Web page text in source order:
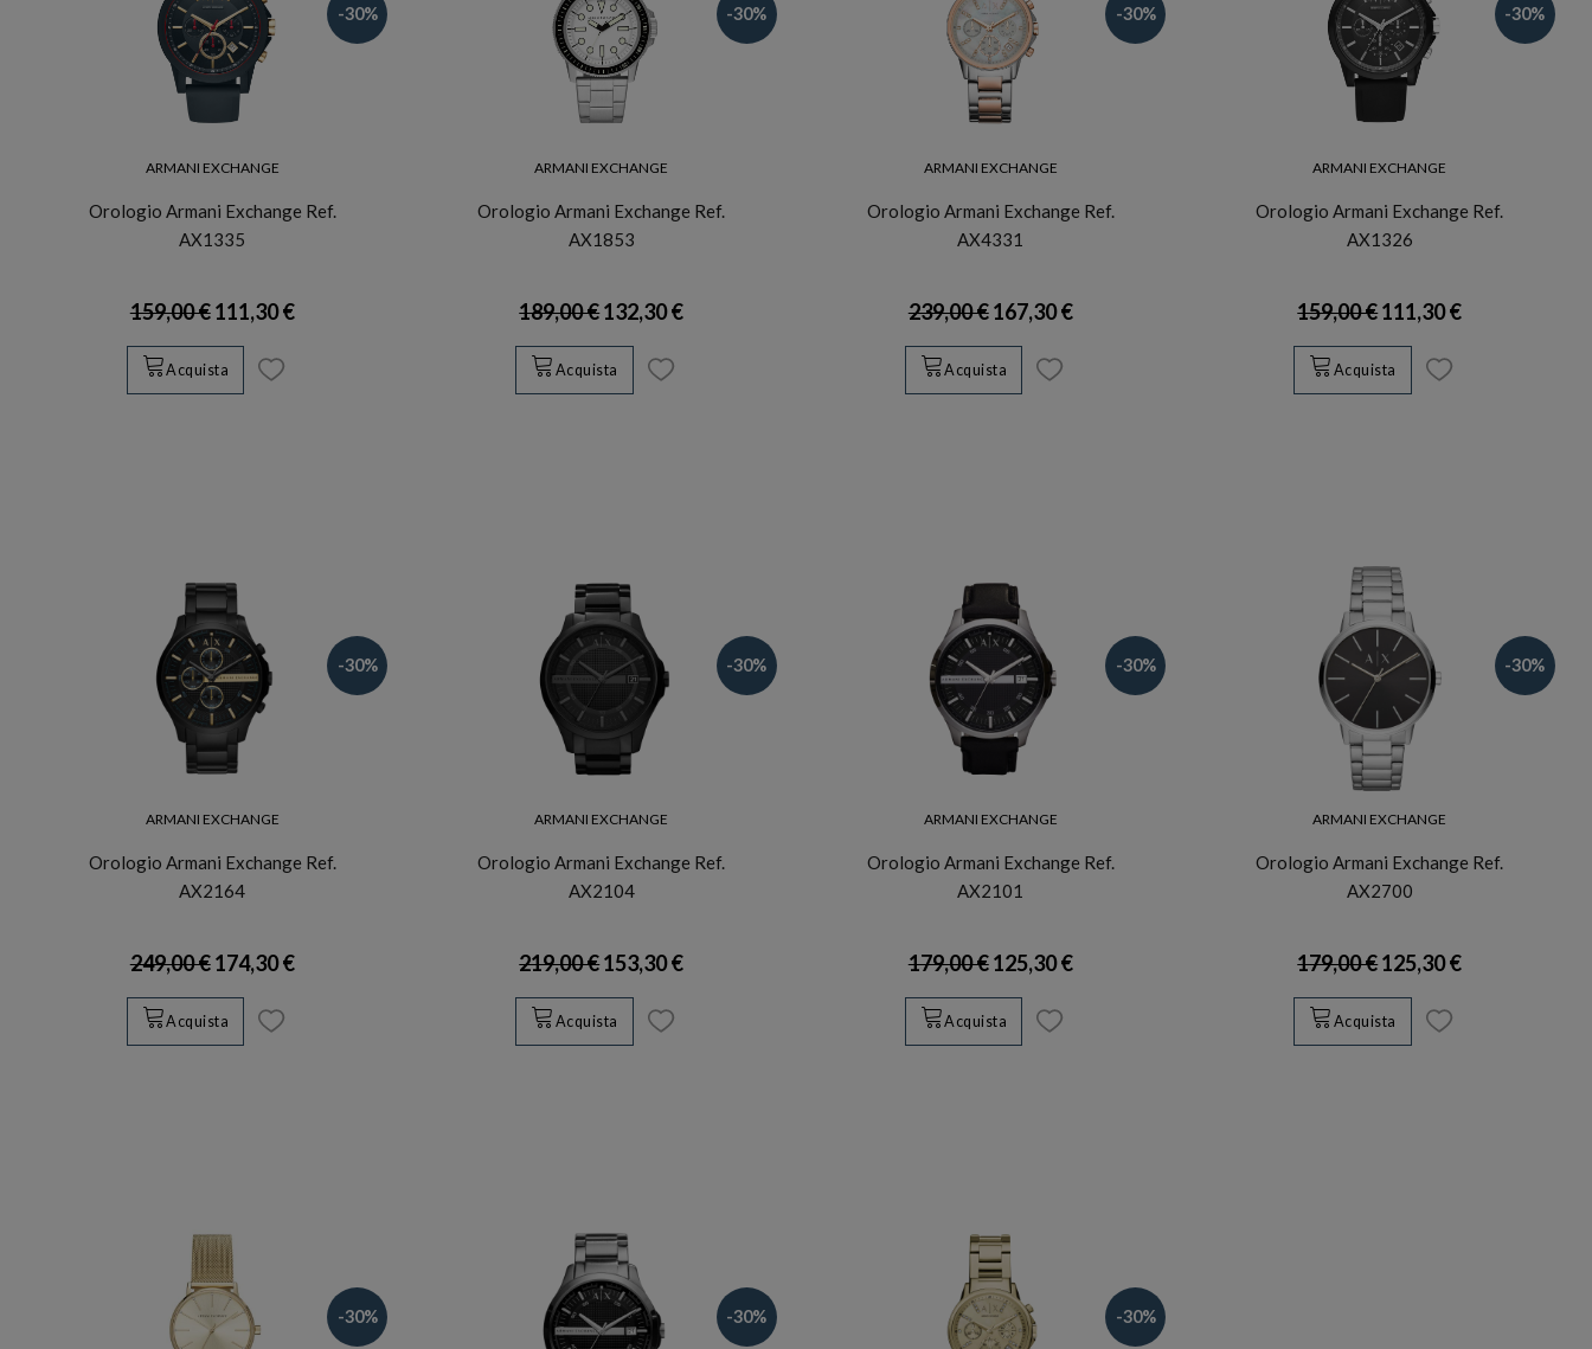
-30%
ARMANI EXCHANGE
Orologio Armani Exchange Ref.
AX1335
159,00 €111,30 €
Acquista
-30%
ARMANI EXCHANGE
Orologio Armani Exchange Ref.
AX1853
189,00 €132,30 €
Acquista
-30%
ARMANI EXCHANGE
Orologio Armani Exchange Ref.
AX4331
239,00 €167,30 €
Acquista
-30%
ARMANI EXCHANGE
Orologio Armani Exchange Ref.
AX1326
159,00 €111,30 €
Acquista
-30%
ARMANI EXCHANGE
Orologio Armani Exchange Ref.
AX2164
249,00 €174,30 €
Acquista
-30%
ARMANI EXCHANGE
Orologio Armani Exchange Ref.
AX2104
219,00 €153,30 €
Acquista
-30%
ARMANI EXCHANGE
Orologio Armani Exchange Ref.
AX2101
179,00 €125,30 €
Acquista
-30%
ARMANI EXCHANGE
Orologio Armani Exchange Ref.
AX2700
179,00 €125,30 €
Acquista
-30% -30% -30%